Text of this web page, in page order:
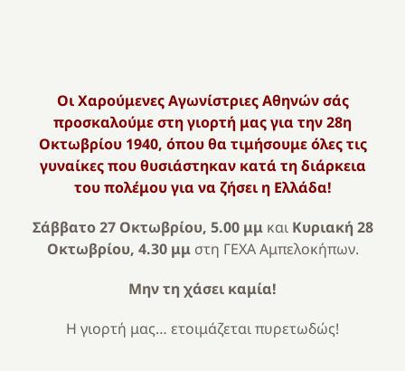
Οι Χαρούμενες Αγωνίστριες Αθηνών σάς
προσκαλούμε στη γιορτή μας για την 28η
Οκτωβρίου 1940, όπου θα τιμήσουμε όλες τις
γυναίκες που θυσιάστηκαν κατά τη διάρκεια
του πολέμου για να ζήσει η Ελλάδα!
Σάββατο 27 Οκτωβρίου, 5.00 μμκαι Κυριακή 28
Οκτωβρίου, 4.30 μμστη ΓΕΧΑ Αμπελοκήπων.
Μην τη χάσει καμία!
Η γιορτή μας… ετοιμάζεται πυρετωδώς!